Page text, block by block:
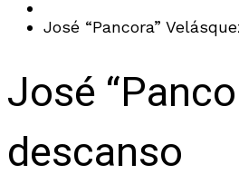
José “Pancora”
José
descanso